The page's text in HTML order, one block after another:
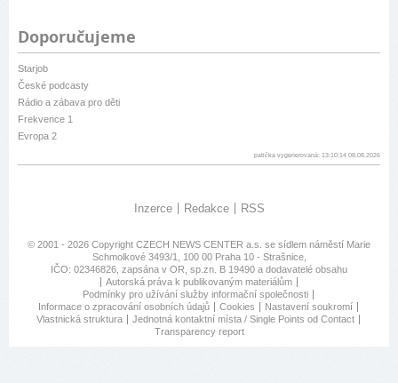
Doporučujeme
Starjob
České podcasty
Rádio a zábava pro děti
Frekvence 1
Evropa 2
patička vygenerovaná: 13:10:14 08.08.2026
Inzerce Redakce RSS
© 2001 - 2026 Copyright CZECH NEWS CENTER a.s. se sídlem náměstí Marie
Schmolkové 3493/1, 100 00 Praha 10 - Strašnice,
IČO: 02346826, zapsána v OR, sp.zn. B 19490 a dodavatelé obsahu
Autorská práva k publikovaným materiálům
Podmínky pro užívání služby informační společnosti
Informace o zpracování osobních údajů
Cookies
Nastavení soukromí
Vlastnická struktura
Jednotná kontaktní místa / Single Points od Contact
Transparency report